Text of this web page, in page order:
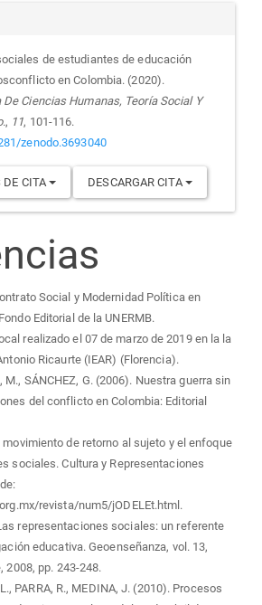
de estudiantes de educación
en Colombia. (2020).
Ciencias Humanas, Teoría Social Y
, 11, 101-116.
zenodo.3693040
DE CITA DESCARGAR CITA
Social y Modernidad Política en
Editorial de la UNERMB.
realizado el 07 de marzo de 2019 en la la
Ricaurte (IEAR) (Florencia).
M., SÁNCHEZ, G. (2006). Nuestra guerra sin
del conflicto en Colombia: Editorial
movimiento de retorno al sujeto y el enfoque
sociales. Cultura y Representaciones
revista/num5/jODELEt.html.
representaciones sociales: un referente
educativa. Geoenseñanza, vol. 13,
2008, pp. 243-248.
PARRA, R., MEDINA, J. (2010). Procesos